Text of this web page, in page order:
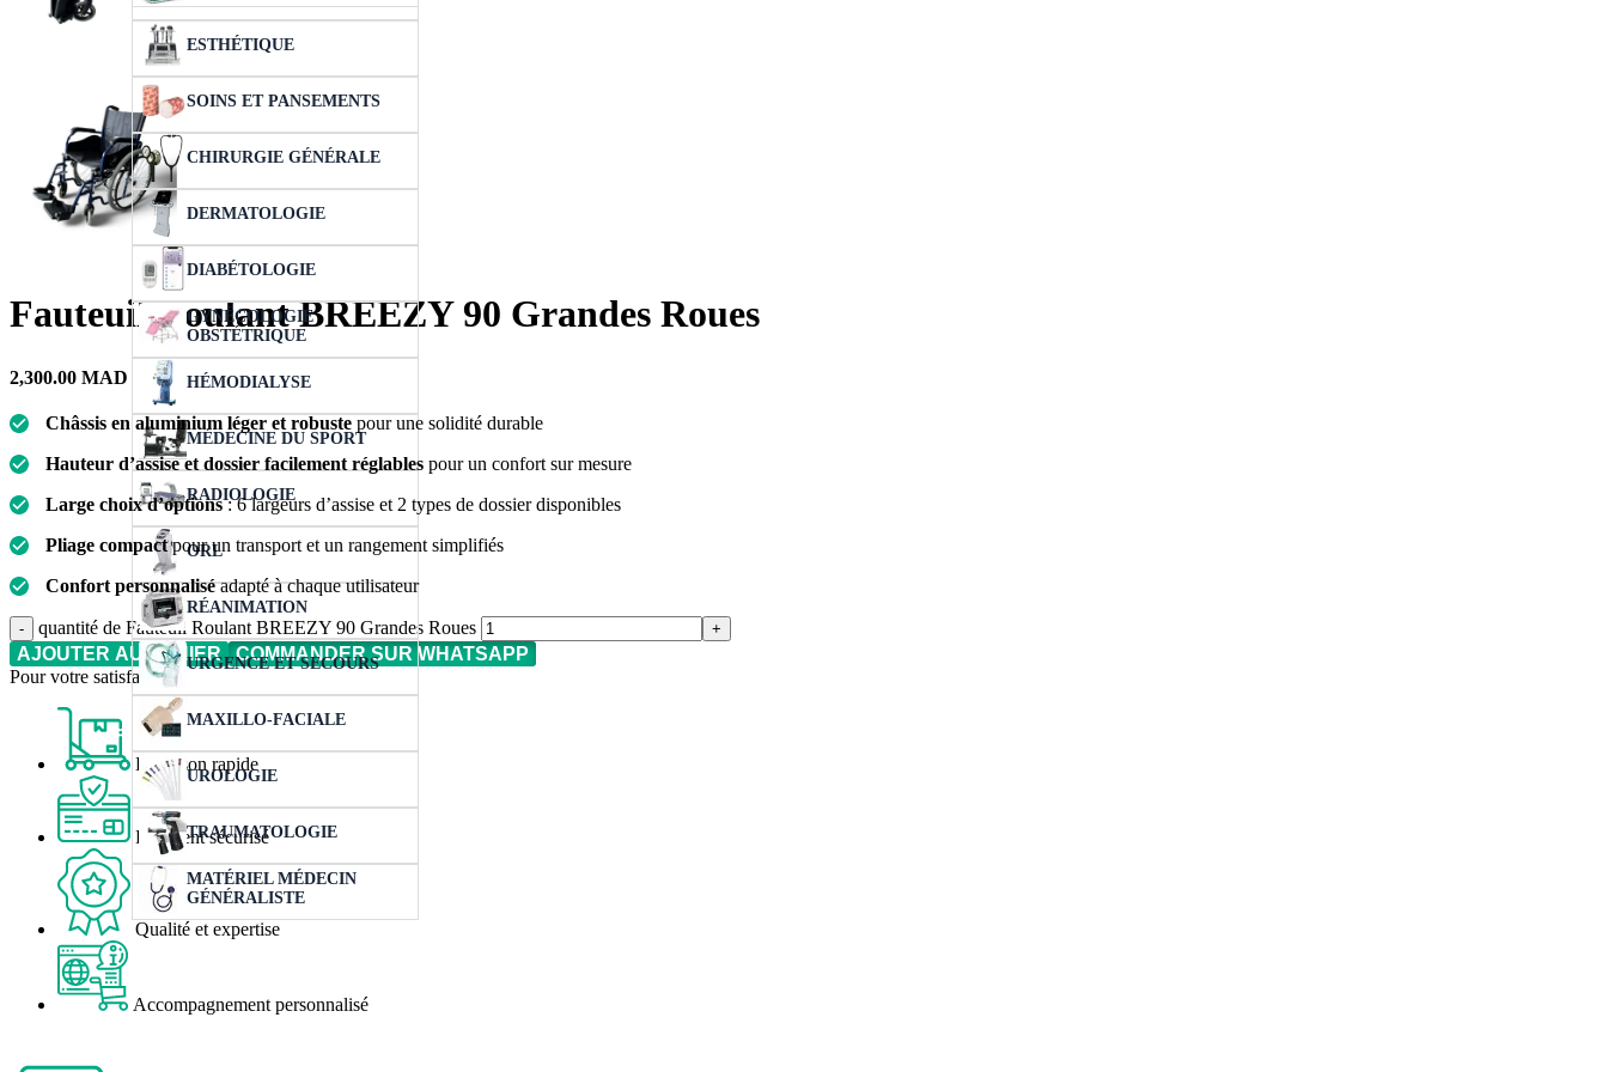
ESTHÉTIQUE
SOINS ET PANSEMENTS
CHIRURGIE GÉNÉRALE
DERMATOLOGIE
DIABÉTOLOGIE
GYNÉCOLOGIE
OBSTÉTRIQUE
HÉMODIALYSE
MÉDECINE DU SPORT
RADIOLOGIE
ORL
RÉANIMATION
URGENCE ET SECOURS
MAXILLO-FACIALE
UROLOGIE
TRAUMATOLOGIE
MATÉRIEL MÉDECIN
GÉNÉRALISTE
Fauteuil Roulant BREEZY 90 Grandes Roues
2,300.00 MAD
Châssis en aluminium léger et robuste pour une solidité durable
Hauteur d’assise et dossier facilement réglables pour un confort sur mesure
Large choix d’options: 6 largeurs d’assise et 2 types de dossier disponibles
Pliage compactpour un transport et un rangement simplifiés
Confort personnaliséadapté à chaque utilisateur
quantité de Fauteuil Roulant BREEZY 90 Grandes Roues
AJOUTER AU PANIER
COMMANDER SUR WHATSAPP
Pour votre satisfaction
Livraison rapide
Paiement sécurisé
Qualité et expertise
Accompagnement personnalisé